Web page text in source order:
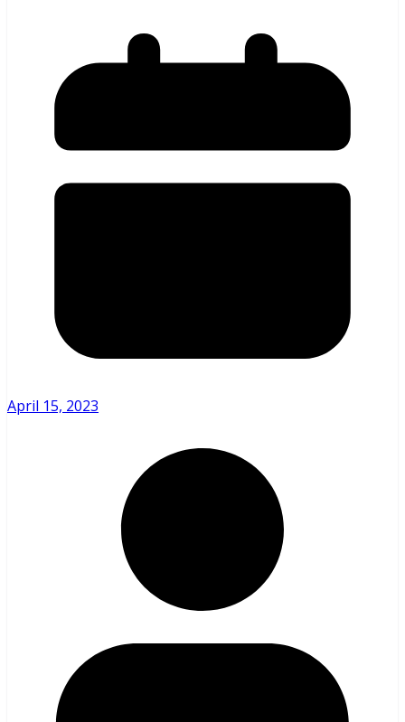
April 15, 2023